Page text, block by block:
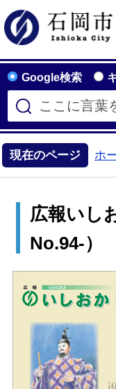
Google検索
現在のページ ホ
広報いし
No.94-）